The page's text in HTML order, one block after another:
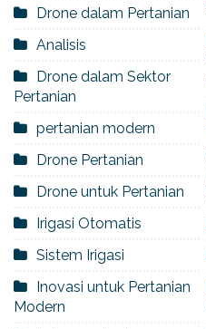
Drone dalam Pertanian
Analisis
Drone dalam Sektor
Pertanian
pertanian modern
Drone Pertanian
Drone untuk Pertanian
Irigasi Otomatis
Sistem Irigasi
Inovasi untuk Pertanian
Modern